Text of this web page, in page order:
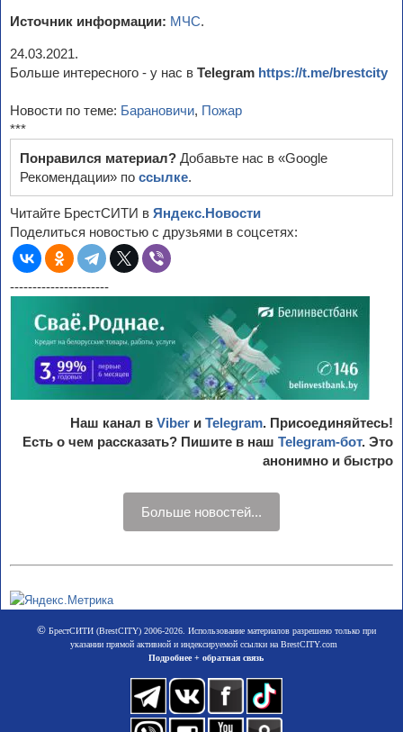
Источник информации: МЧС.
24.03.2021.
Больше интересного - у нас в Telegram https://t.me/brestcity
Новости по теме: Барановичи, Пожар
***
Понравился материал? Добавьте нас в «Google
Рекомендации» по ссылке.
Читайте БрестСИТИ в Яндекс.Новости
Поделиться новостью с друзьями в соцсетях:
----------------------
Наш канал в Viber и Telegram. Присоединяйтесь!
Есть о чем рассказать? Пишите в наш Telegram-бот. Это
анонимно и быстро
Больше новостей...
©БрестСИТИ (BrestCITY) 2006-2026. Использование материалов разрешено только при
указании прямой активной и индексируемой ссылки на BrestCITY.com
Подробнее + обратная связь